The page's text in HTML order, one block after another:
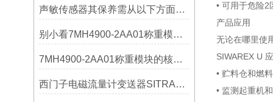
声敏传感器其保养需从以下方面入手
别小看7MH4900-2AA01称重模块！这些你日常接触的领域，早已离不开它
7MH4900-2AA01称重模块的核心亮点，藏着让效率翻倍的“关键密码”
西门子电磁流量计变送器SITRANS FMT020的功能
• 可用于危险2
产品应用
无论在哪里使
SIWAREX U
• 贮料仓和燃
• 监测起重机